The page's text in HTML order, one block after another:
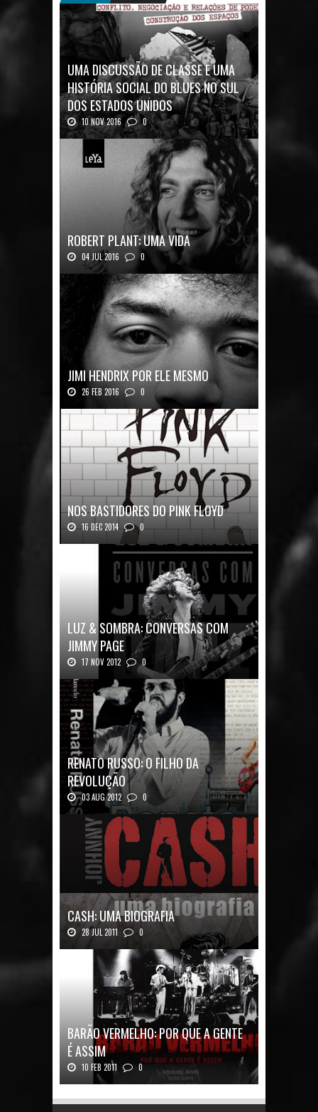
UMA DISCUSSÃO DE CLASSE E UMA
HISTÓRIA SOCIAL DO BLUES NO SUL
DOS ESTADOS UNIDOS
10 NOV 2016 0
Mais uma ótima oportunidade de se
ROBERT PLANT: UMA VIDA
04 JUL 2016 0
Robert Plant, o vocalista do Led Zeppeli...
JIMI HENDRIX POR ELE MESMO
26 FEB 2016 0
Texto histórico expõe a mente do mestre J...
NOS BASTIDORES DO PINK FLOYD
16 DEC 2014 0
Nos Bastidores do Pink Floyd Autor: Mark B...
LUZ & SOMBRA: CONVERSAS COM
JIMMY PAGE
17 NOV 2012 0
Luz & Sombra: Conversas com Jimmy Pag...
RENATO RUSSO: O FILHO DA
REVOLUÇÃO
03 AUG 2012 0
Renato Russo: O Filho da Revolução Autor: Car...
CASH: UMA BIOGRAFIA
28 JUL 2011 0
Quadrinhos alemães contam a história de um
BARÃO VERMELHO: POR QUE A GENTE
É ASSIM
10 FEB 2011 0
Barão Vermelho: Por que a Gente é